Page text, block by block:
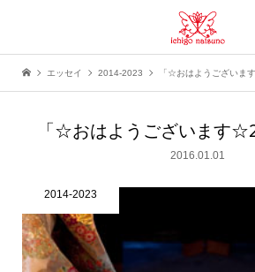
エッセイ 2014-2023 「☆おはようございま
「☆おはようございます
2016.01.01
2014-2023